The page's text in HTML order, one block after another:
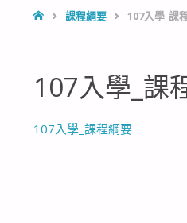
HOME課程綱要 107入學_課
107入學_課
107入學_課程綱要